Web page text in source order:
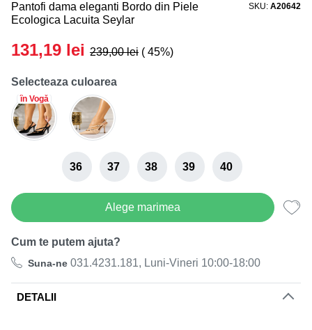
Black Friday de Vara! 27.07-05.08
Reducerea finală la toate produsele!
Pantofi dama eleganti Bordo din Piele
Ecologica Lacuita Seylar
SKU A20642
131,19 lei 239,00lei ( 45%)
Selecteaza culoarea
în Vogă
36 37 38 39 40
Alege marimea
Cum te putem ajuta?
Suna-ne 031.4231.181, Luni-Vineri 10:00-18:00
DETALII